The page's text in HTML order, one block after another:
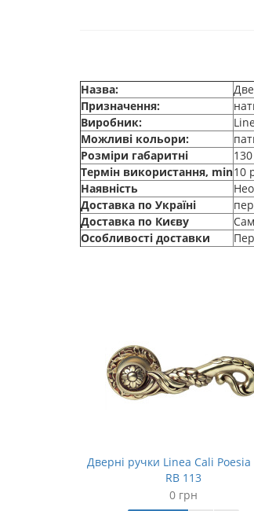
Назва:
Призначення:
Виробник:
Можливі кольори:
Розміри габаритні
Термін використання, min10
Наявність
Доставка по Україні
Доставка по Києву
Особливості доставки
Дверні ручки Linea Cali Poesia
RB 113
0 грн